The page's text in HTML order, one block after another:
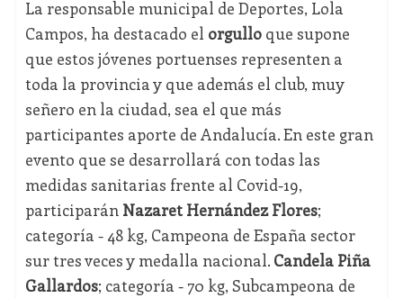
La responsable municipal de Deportes, Lola
Campos, ha destacado el orgulloque supone
que estos jóvenes portuenses representen a
toda la provincia y que además el club, muy
señero en la ciudad, sea el que más
participantes aporte de Andalucía. En este gran
evento que se desarrollará con todas las
medidas sanitarias frente al Covid-19,
participarán Nazaret Hernández Flores;
categoría - 48 kg, Campeona de España sector
sur tres veces y medalla nacional. Candela Piña
Gallardos; categoría - 70 kg, Subcampeona de